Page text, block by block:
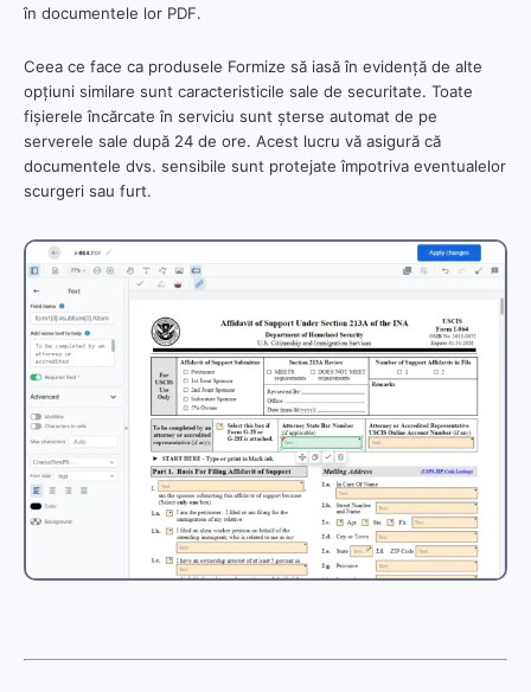
în documentele lor PDF.
Ceea ce face ca produsele Formize să iasă în evidență de alte
opțiuni similare sunt caracteristicile sale de securitate. Toate
fișierele încărcate în serviciu sunt șterse automat de pe
serverele sale după 24 de ore. Acest lucru vă asigură că
documentele dvs. sensibile sunt protejate împotriva eventualelor
scurgeri sau furt.